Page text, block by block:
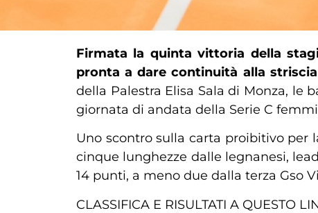
Firmata la quinta vittoria della
pronta a dare continuità alla
della Palestra Elisa Sala di Monza, le
giornata di andata della Serie C
Uno scontro sulla carta proibitivo per
cinque lunghezze dalle legnanesi,
14 punti, a meno due dalla terza Gso
CLASSIFICA E RISULTATI A QUESTO